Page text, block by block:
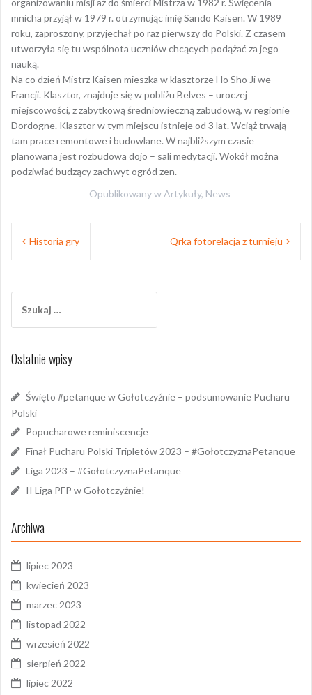
mnicha przyjął w 1979 r. otrzymując imię Sando Kaisen. W 1989
roku, zaproszony, przyjechał po raz pierwszy do Polski. Z czasem
utworzyła się tu wspólnota uczniów chcących podążać za jego
nauką.
Na co dzień Mistrz Kaisen mieszka w klasztorze Ho Sho Ji we
Francji. Klasztor, znajduje się w pobliżu Belves – uroczej
miejscowości, z zabytkową średniowieczną zabudową, w regionie
Dordogne. Klasztor w tym miejscu istnieje od 3 lat. Wciąż trwają
tam prace remontowe i budowlane. W najbliższym czasie
planowana jest rozbudowa dojo – sali medytacji. Wokół można
podziwiać budzący zachwyt ogród zen.
Opublikowany wArtykuły, News
Nawigacja
Historia gry Qrka fotorelacja z turnieju
Ostatnie wpisy
Święto #petanque w Gołotczyźnie – podsumowanie Pucharu
Polski
Popucharowe reminiscencje
Finał Pucharu Polski Tripletów 2023 – #GołotczyznaPetanque
Liga 2023 – #GołotczyznaPetanque
II Liga PFP w Gołotczyźnie!
Archiwa
lipiec 2023
kwiecień 2023
marzec 2023
listopad 2022
wrzesień 2022
sierpień 2022
lipiec 2022